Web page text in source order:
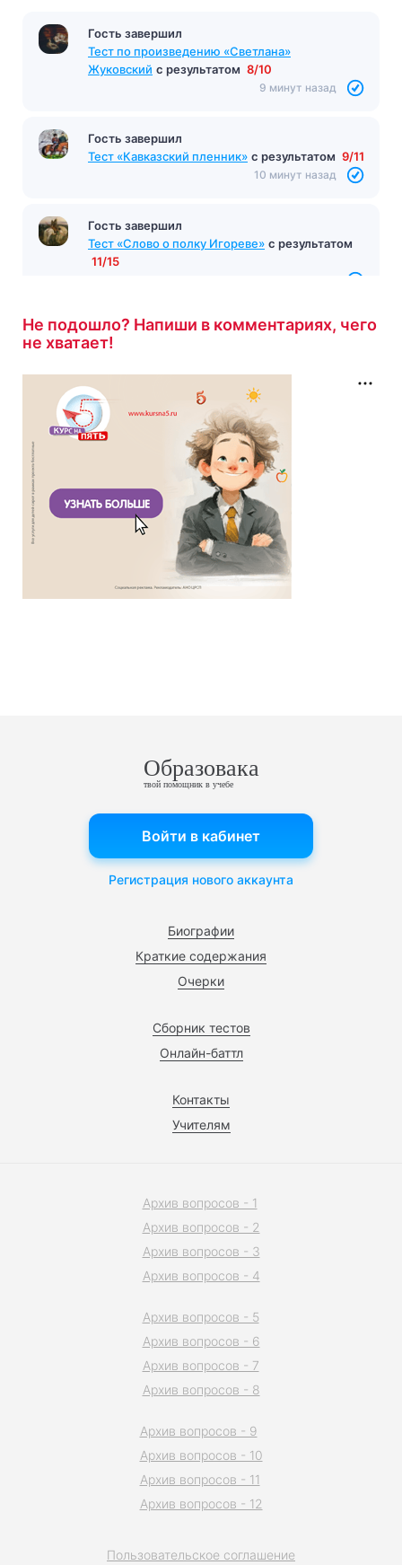
Гость завершил
Тест по произведению "Капитанская дочка"
результатом 8/12
9 минут назад
Гость завершил
Тест по произведению «Светлана»
8/10
Гость завершил
с результатом 9/11
Гость завершил
Тест «Слово о полку Игореве»
Не подошло? Напиши в комментариях, чего
не хватает!
Образовака
твой помощник в учебе
Биографии
Краткие содержания
Очерки
Сборник тестов
Онлайн-баттл
Контакты
Учителям
Войти в кабинет
Регистрация нового аккаунта
Пользовательское соглашение
Архив вопросов - 1
Архив вопросов - 2
Архив вопросов - 3
Архив вопросов - 4
Архив вопросов - 5
Архив вопросов - 6
Архив вопросов - 7
Архив вопросов - 8
Архив вопросов - 9
Архив вопросов - 10
Архив вопросов - 11
Архив вопросов - 12